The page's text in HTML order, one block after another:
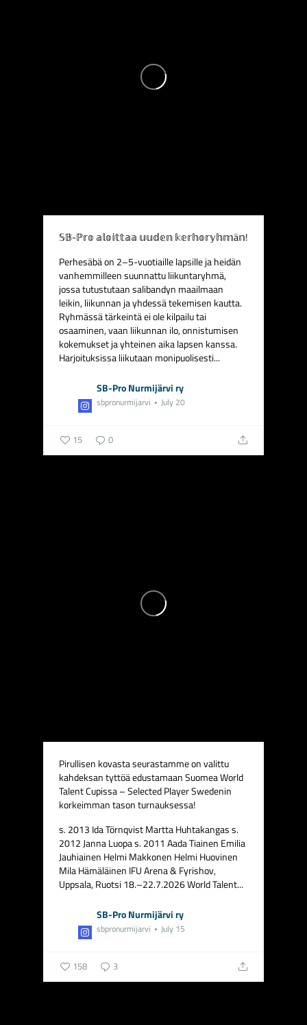
𝕊𝔹-ℙ𝕣𝕠 𝕒𝕝𝕠𝕚𝕥𝕥𝕒𝕒 𝕦𝕦𝕕𝕖𝕟 𝕜𝕖𝕣𝕙𝕠𝕣𝕪𝕙𝕞ä𝕟!
Perhesäbä on 2–5-vuotiaille lapsille ja heidän
vanhemmilleen suunnattu liikuntaryhmä,
jossa tutustutaan salibandyn maailmaan
leikin, liikunnan ja yhdessä tekemisen kautta.
Ryhmässä tärkeintä ei ole kilpailu tai
osaaminen, vaan liikunnan ilo, onnistumisen
kokemukset ja yhteinen aika lapsen kanssa.
Harjoituksissa liikutaan monipuolisesti...
SB-Pro Nurmijärvi ry
sbpronurmijarvi July 20
15 0
Pirullisen kovasta seurastamme on valittu
kahdeksan tyttöä edustamaan Suomea World
Talent Cupissa – Selected Player Swedenin
korkeimman tason turnauksessa!
s. 2013 Ida Törnqvist Martta Huhtakangass.
2012Janna Luopas. 2011 Aada Tiainen Emilia
Jauhiainen Helmi Makkonen Helmi Huovinen
Mila Hämäläinen IFU Arena & Fyrishov,
Uppsala, Ruotsi 18.–22.7.2026World Talent...
SB-Pro Nurmijärvi ry
sbpronurmijarvi July 15
158 3